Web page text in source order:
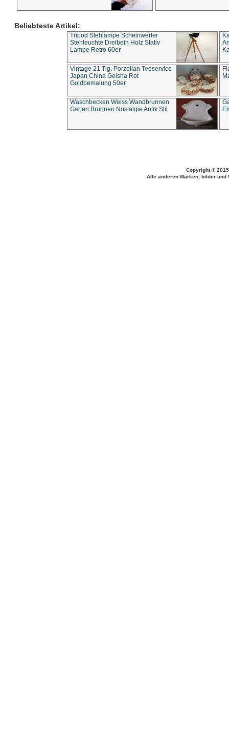
Beliebteste Artikel:
Tripod Stehlampe Scheinwerfer
Stehleuchte Dreibein Holz Stativ
Lampe Retro 60er
Vintage 21 Tlg. Porzellan Teeservice
Japan China Geisha Rot
Goldbemalung 50er
Waschbecken Weiss Wandbrunnen
Garten Brunnen Nostalgie Antik Stil
Copyright ©
Alle anderen Marken, bilder und